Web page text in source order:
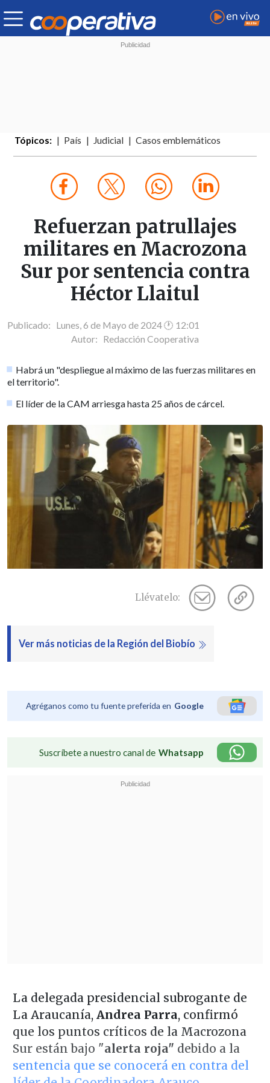
Tópicos: País Judicial Casos emblemáticos
Refuerzan patrullajes
militares en Macrozona
Sur por sentencia contra
Héctor Llaitul
Publicado: Lunes, 6 de Mayo de 2024 🕐 12:01
Autor: Redacción Cooperativa
Habrá un "despliegue al máximo de las fuerzas militares en
el territorio".
El líder de la CAM arriesga hasta 25 años de cárcel.
Llévatelo:
Ver más noticias de la Región del Biobío
Agréganos como tu fuente preferida en Google
Suscríbete a nuestro canal de Whatsapp
La delegada presidencial subrogante de
La Araucanía, Andrea Parra, confirmó
que los puntos críticos de la Macrozona
Sur están bajo "alerta roja" debido a la
sentencia que se conocerá en contra del